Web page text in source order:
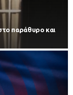
παράθυρο και